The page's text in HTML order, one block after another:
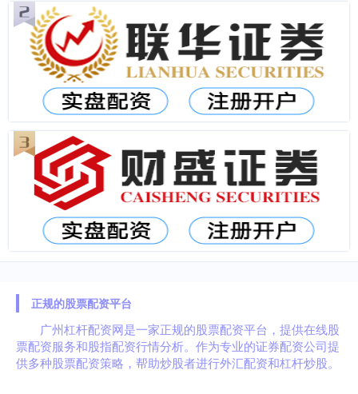
正规的股票配资平台
广州杠杆配资网是一家正规的股票配资平台，提供在线股
票配资服务和股指配资行情分析。作为专业的证券配资公司提
供多种股票配资策略，帮助炒股者进行外汇配资和杠杆炒股。